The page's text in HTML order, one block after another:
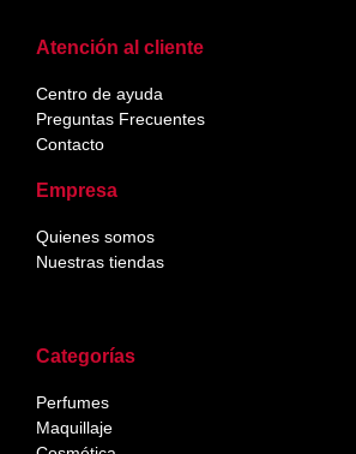
Categorías
Perfumes
Maquillaje
Atención al cliente
Centro de ayuda
Preguntas Frecuentes
Contacto
Empresa
Quienes somos
Nuestras tiendas